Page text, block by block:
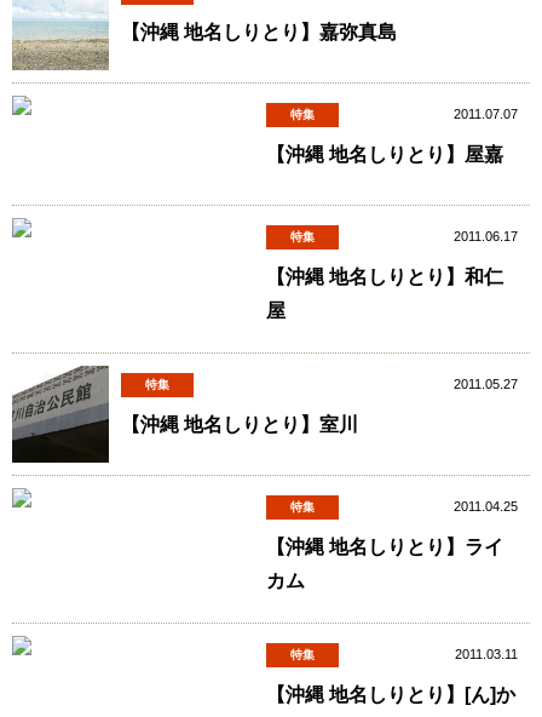
【沖縄 地名しりとり】嘉弥真島
特集 2011.07.07
【沖縄 地名しりとり】屋嘉
特集 2011.06.17
【沖縄 地名しりとり】和仁
屋
特集 2011.05.27
【沖縄 地名しりとり】室川
特集 2011.04.25
【沖縄 地名しりとり】ライ
カム
特集 2011.03.11
【沖縄 地名しりとり】[ん]か